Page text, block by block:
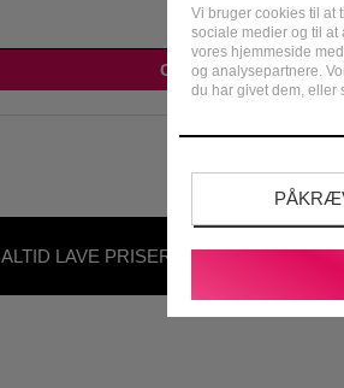
Vi bruger cookies til at
sociale medier og til at
vores hjemmeside
og analysepartnere.
du har givet dem, eller
13
ALTID LAVE PRISER - UDEN